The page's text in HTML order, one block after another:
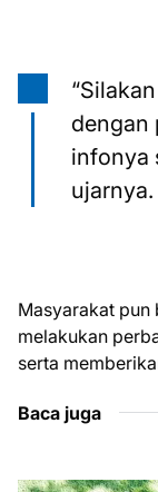
dengan
infonya
ujarnya.
Masyarakat pun
melakukan
serta
Baca juga